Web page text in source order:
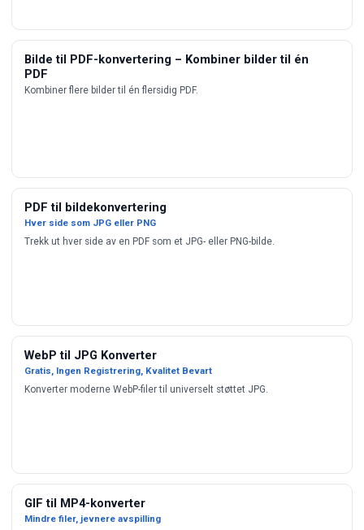
Bilde til PDF-konvertering – Kombiner bilder til én
PDF
Kombiner flere bilder til én flersidig PDF.
PDF til bildekonvertering
Hver side som JPG eller PNG
Trekk ut hver side av en PDF som et JPG- eller PNG-bilde.
WebP til JPG Konverter
Gratis, Ingen Registrering, Kvalitet Bevart
Konverter moderne WebP-filer til universelt støttet JPG.
GIF til MP4-konverter
Mindre filer, jevnere avspilling